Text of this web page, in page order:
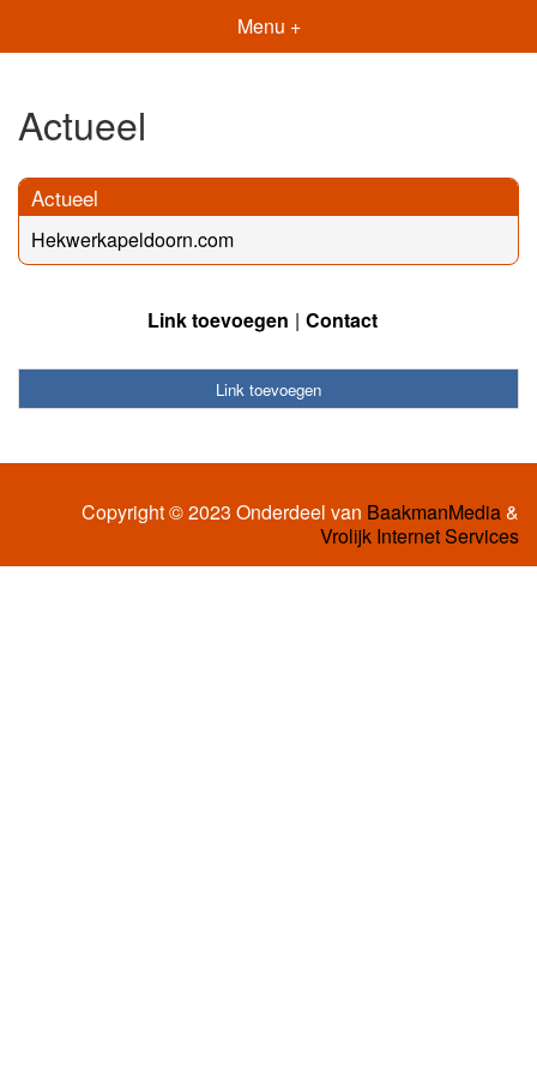
Menu +
Actueel
Actueel
Hekwerkapeldoorn.com
Link toevoegen Contact
Link toevoegen
Copyright © 2023 Onderdeel van BaakmanMedia&
Vrolijk Internet Services